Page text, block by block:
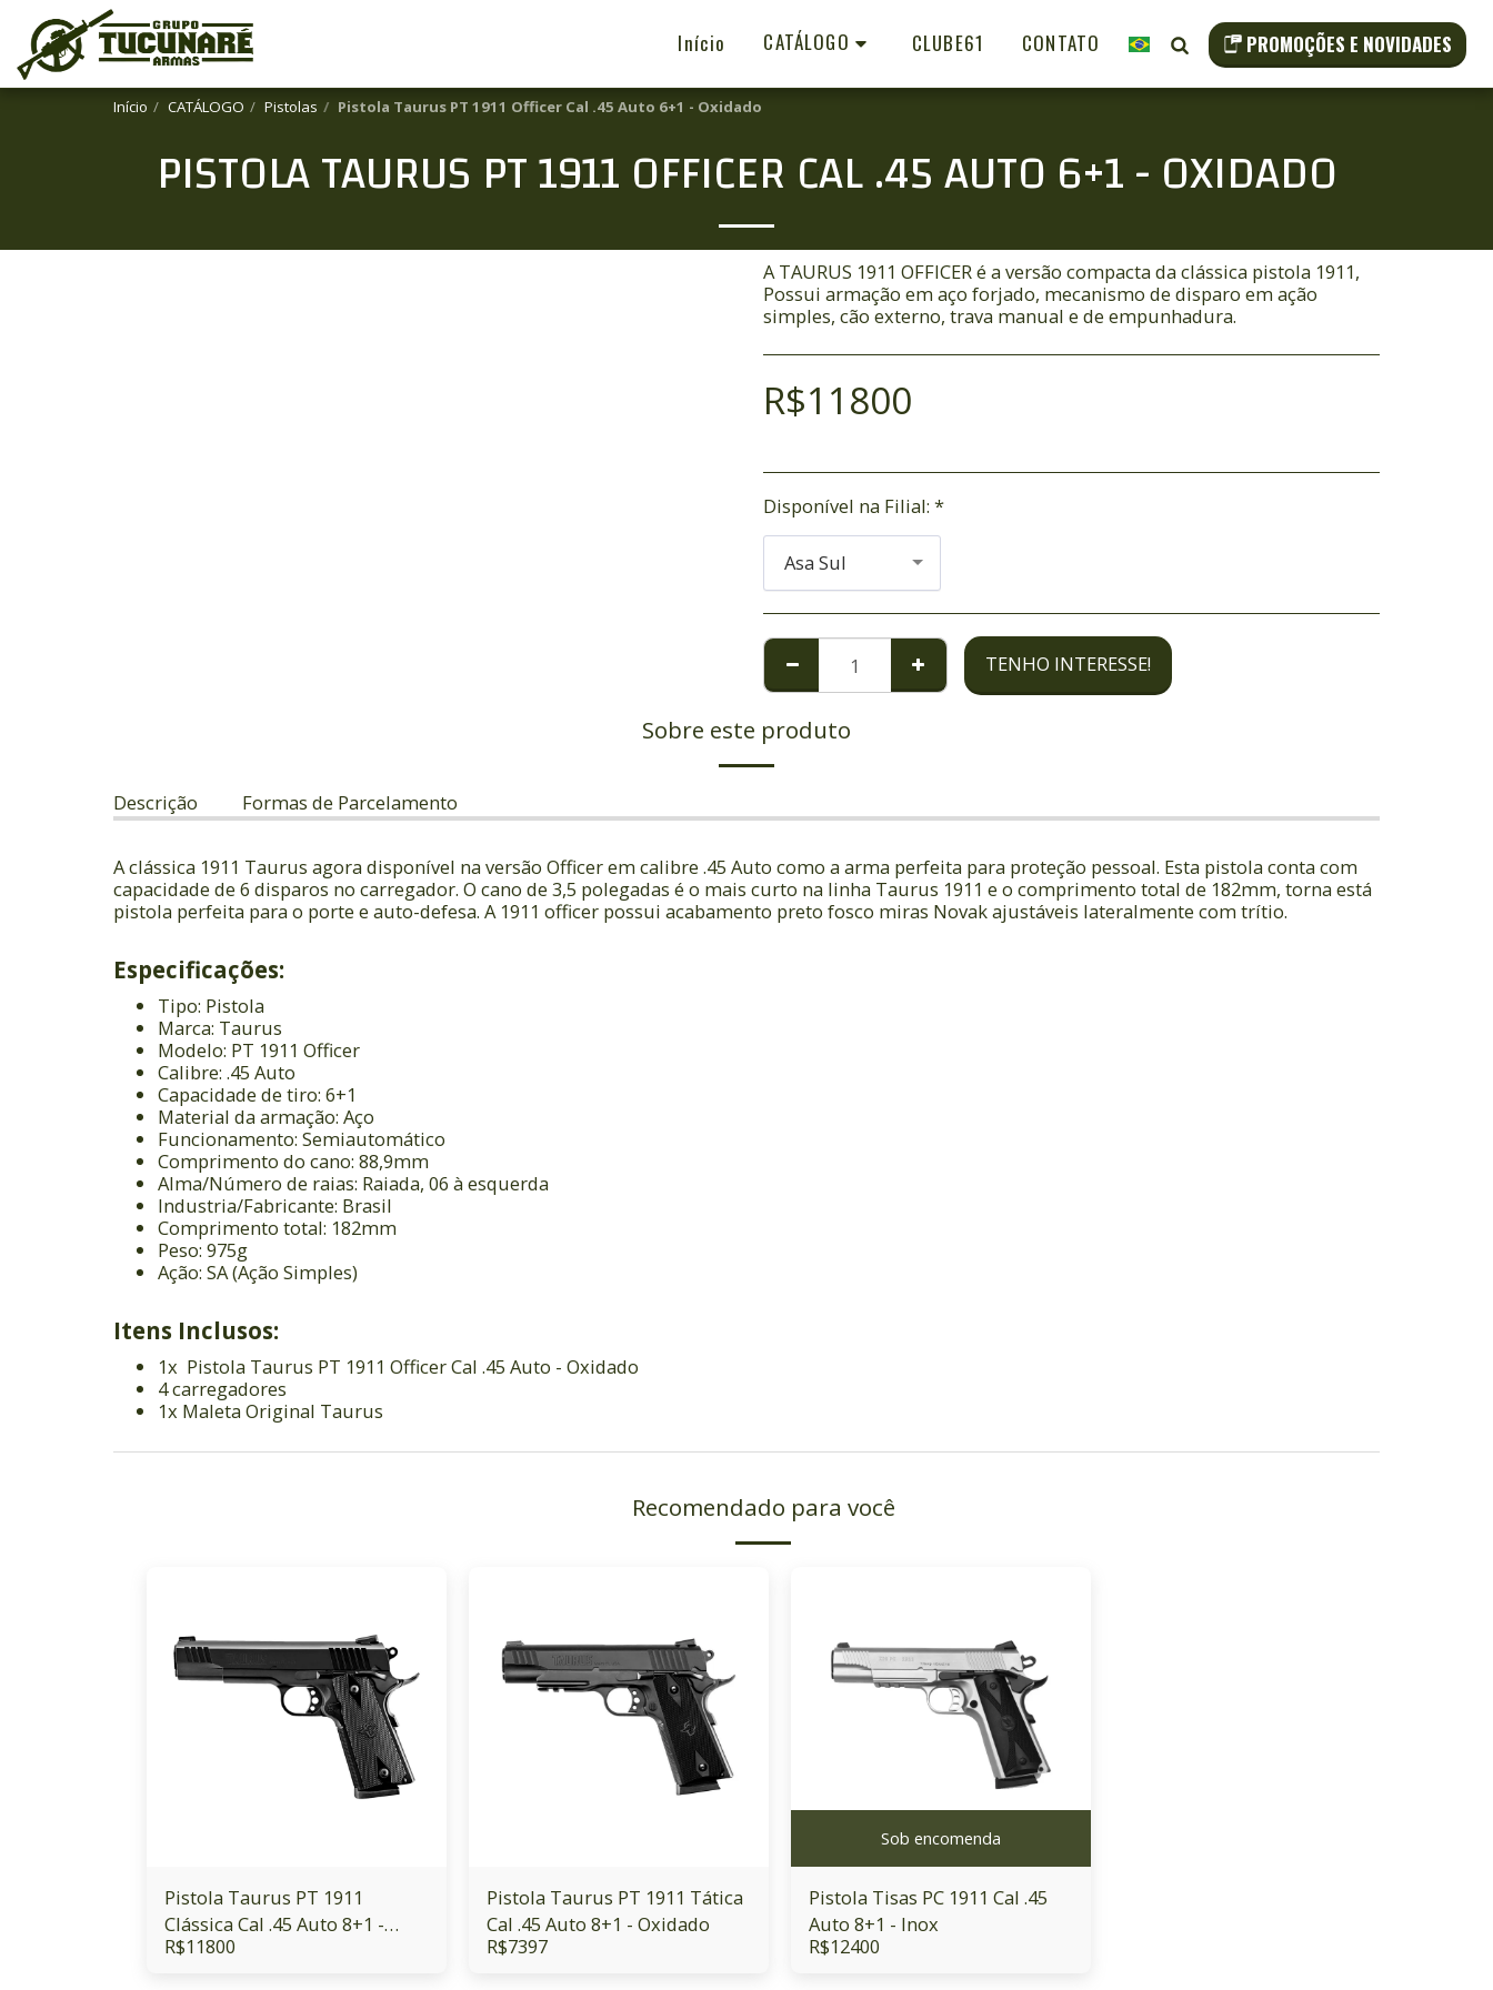
Início CATÁLOGO CLUBE61 CONTATO PROMOÇÕES E NOVIDADES
Início CATÁLOGO Pistolas Pistola Taurus PT 1911 Officer Cal .45 Auto 6+1 - Oxidado
PISTOLA TAURUS PT 1911 OFFICER CAL .45 AUTO 6+1 - OXIDADO
A TAURUS 1911 OFFICER é a versão compacta da clássica pistola 1911,
Possui armação em aço forjado, mecanismo de disparo em ação
simples, cão externo, trava manual e de empunhadura.
R$11800
Disponível na Filial: *
Asa Sul
TENHO INTERESSE!
Sobre este produto
Descrição Formas de Parcelamento
A clássica 1911 Taurus agora disponível na versão Officer em calibre .45 Auto como a arma perfeita para proteção pessoal. Esta pistola conta com
capacidade de 6 disparos no carregador. O cano de 3,5 polegadas é o mais curto na linha Taurus 1911 e o comprimento total de 182mm, torna está
pistola perfeita para o porte e auto-defesa. A 1911 officer possui acabamento preto fosco miras Novak ajustáveis lateralmente com trítio.
Especificações:
Tipo: Pistola
Marca: Taurus
Modelo: PT 1911 Officer
Calibre: .45 Auto
Capacidade de tiro: 6+1
Material da armação: Aço
Funcionamento: Semiautomático
Comprimento do cano: 88,9mm
Alma/Número de raias: Raiada, 06 à esquerda
Industria/Fabricante: Brasil
Comprimento total: 182mm
Peso: 975g
Ação: SA (Ação Simples)
Itens Inclusos:
1x Pistola Taurus PT 1911 Officer Cal .45 Auto - Oxidado
4 carregadores
1x Maleta Original Taurus
Recomendado para você
Pistola Taurus PT 1911
Clássica Cal .45 Auto 8+1 -
Oxidado
R$11800
Pistola Taurus PT 1911 Tática
Cal .45 Auto 8+1 - Oxidado
R$7397
Sob encomenda
Pistola Tisas PC 1911 Cal .45
Auto 8+1 - Inox
R$12400